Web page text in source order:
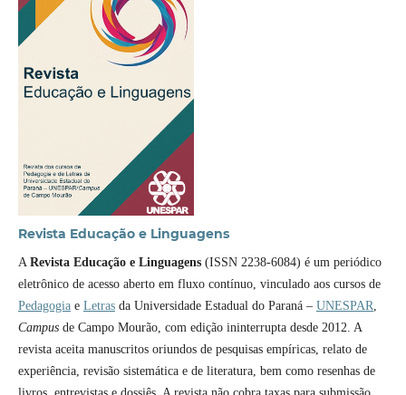
Revista Educação e Linguagens
A Revista Educação e Linguagens(ISSN 2238-6084) é um periódico
eletrônico de acesso aberto em fluxo contínuo, vinculado aos cursos de
Pedagogiae Letrasda Universidade Estadual do Paraná – UNESPAR
Campusde Campo Mourão, com edição ininterrupta desde 2012. A
revista aceita manuscritos oriundos de pesquisas empíricas, relato de
experiência, revisão sistemática e de literatura, bem como resenhas de